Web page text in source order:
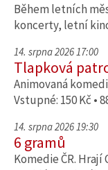
Během letních
koncerty, letní
14. srpna 2026 17:00
Tlapková
Animovaná
Vstupné: 150 Kč
14. srpna 2026 19:30
6 gramů
Komedie ČR. Hrají